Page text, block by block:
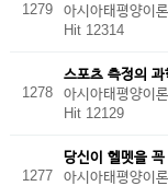
1279
아시아태평양이
Hit 12314
1278
스포츠 측정의
아시아태평양이
Hit 12129
1277
당신이 헬멧을
아시아태평양이